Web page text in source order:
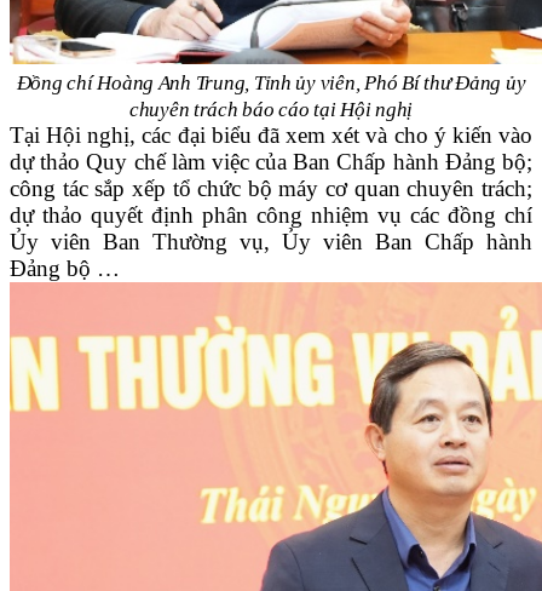
Đồng chí Hoàng Anh Trung, Tỉnh ủy viên, Phó Bí thư Đảng ủy
chuyên trách báo cáo tại Hội nghị
Tại Hội nghị, các đại biểu đã xem xét và cho ý kiến vào
dự thảo Quy chế làm việc của Ban Chấp hành Đảng bộ;
công tác sắp xếp tổ chức bộ máy cơ quan chuyên trách;
dự thảo quyết định phân công nhiệm vụ các đồng chí
Ủy viên Ban Thường vụ, Ủy viên Ban Chấp hành
Đảng bộ …